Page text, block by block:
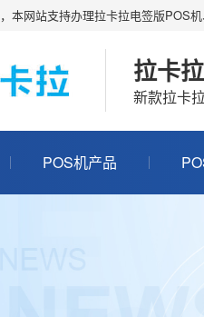
本网站支持办理拉卡拉电签版POS
拉卡
新款拉卡
POS机产品